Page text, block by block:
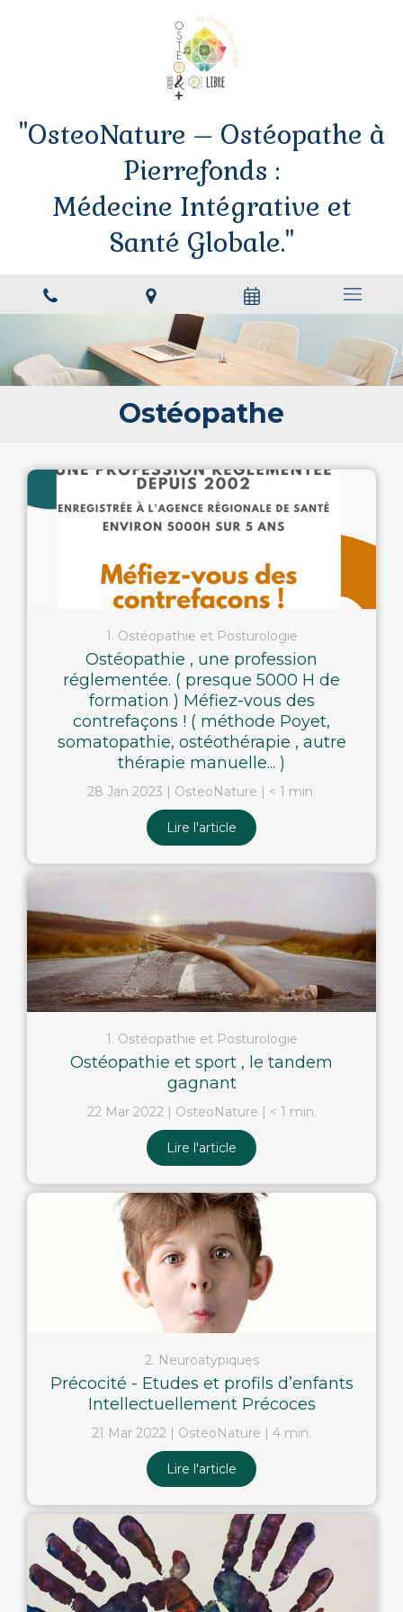
"OsteoNature – Ostéopathe à
Pierrefonds :
Médecine Intégrative et
Santé Globale."
Ostéopathe
1. Ostéopathie et Posturologie
Ostéopathie , une profession
réglementée. ( presque 5000 H de
formation ) Méfiez-vous des
contrefaçons ! ( méthode Poyet,
somatopathie, ostéothérapie , autre
thérapie manuelle... )
28 Jan 2023 OsteoNature < 1 min.
Lire l'article
1. Ostéopathie et Posturologie
Ostéopathie et sport , le tandem
gagnant
22 Mar 2022 OsteoNature < 1 min.
Lire l'article
2. Neuroatypiques
Précocité - Etudes et profils d’enfants
Intellectuellement Précoces
21 Mar 2022 OsteoNature 4 min.
Lire l'article